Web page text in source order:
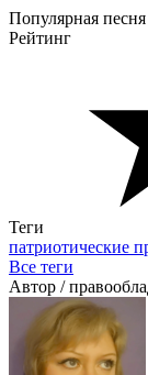
Популярная песня
Рейтинг
Теги
патриотические
Все теги
Автор /